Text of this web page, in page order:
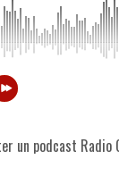
un podcast